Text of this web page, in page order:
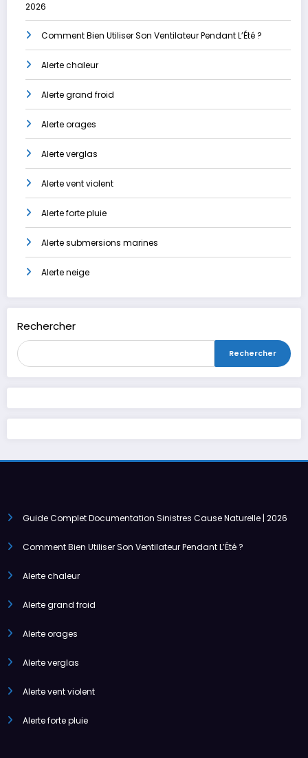
2026
Comment Bien Utiliser Son Ventilateur Pendant L’Été ?
Alerte chaleur
Alerte grand froid
Alerte orages
Alerte verglas
Alerte vent violent
Alerte forte pluie
Alerte submersions marines
Alerte neige
Rechercher
Rechercher
Guide Complet Documentation Sinistres Cause Naturelle | 2026
Comment Bien Utiliser Son Ventilateur Pendant L’Été ?
Alerte chaleur
Alerte grand froid
Alerte orages
Alerte verglas
Alerte vent violent
Alerte forte pluie